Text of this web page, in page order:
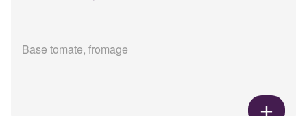
Base tomate, fromage